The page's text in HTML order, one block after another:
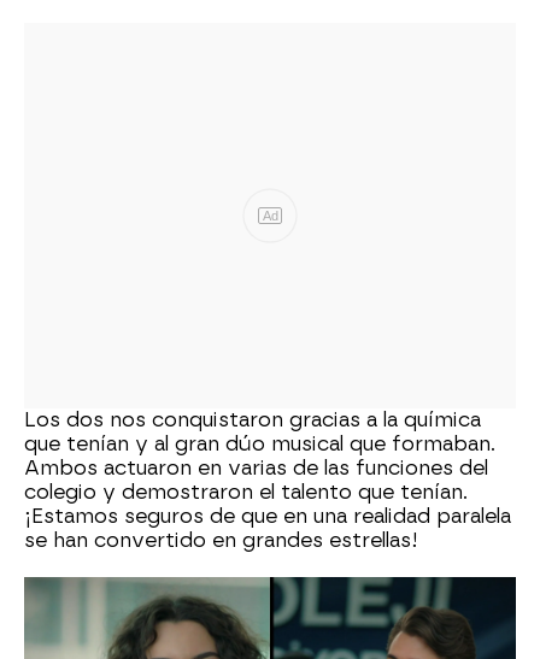
Ad
Los dos nos conquistaron gracias a la química
que tenían y al gran dúo musical que formaban.
Ambos actuaron en varias de las funciones del
colegio y demostraron el talento que tenían.
¡Estamos seguros de que en una realidad paralela
se han convertido en grandes estrellas!